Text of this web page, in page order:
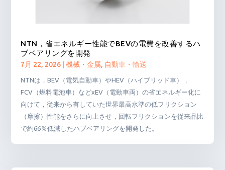
NTN，省エネルギー性能でBEVの電費を改善するハ
ブベアリングを開発
7月 22, 2026 |機械・金属, 自動車・輸送
NTNは，BEV（電気自動車）やHEV（ハイブリッド車），
FCV（燃料電池車）などxEV（電動車両）の省エネルギー化に
向けて，従来から有していた世界最高水準の低フリクション
（摩擦）性能をさらに向上させ，回転フリクションを従来品比
で約66％低減したハブベアリングを開発した。